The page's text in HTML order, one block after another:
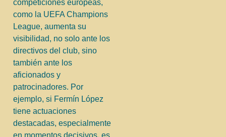
competiciones europeas,
como la UEFA Champions
League, aumenta su
visibilidad, no solo ante los
directivos del club, sino
también ante los
aficionados y
patrocinadores. Por
ejemplo, si Fermín López
tiene actuaciones
destacadas, especialmente
en momentos decisivos, es